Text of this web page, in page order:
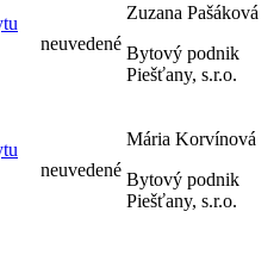
neuvedené
Zuzana Pašáková
Bytový podnik
Piešťany, s.r.o.
neuvedené
Mária Korvínová
Bytový podnik
Piešťany, s.r.o.